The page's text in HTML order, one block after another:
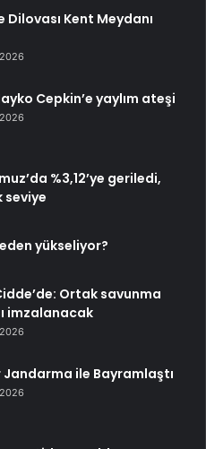
Dilovası Kent Meydanı
Cepkin’e yaylım ateşi
%3,12’ye geriledi,
seviye
yükseliyor?
Ortak savunma
imzalanacak
Jandarma ile Bayramlaştı